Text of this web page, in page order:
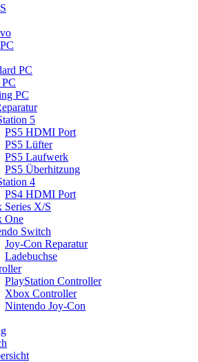
PC
PC
5
PS5 HDMI Port
PS5 Lüfter
PS5 Laufwerk
PS5 Überhitzung
4
PS4 HDMI Port
Series X/S
One
Switch
Joy-Con Reparatur
Ladebuchse
PlayStation Controller
Xbox Controller
Nintendo Joy-Con